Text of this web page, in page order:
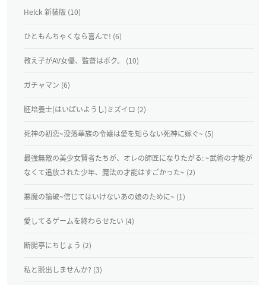
Helck 新装版 (10)
ひともんちゃくなら喜んで! (6)
教え子がAV女優、監督はボク。 (10)
ガチャマン (6)
胚培養士(はいばいようし)ミズイロ (2)
死神の初恋~没落華族の令嬢は愛を知らない死神に嫁ぐ~ (5)
最強無敵の美少女賢者たちが、オレの師匠になりたがる: ~武術の才能が
なくて追放された少年、魔法の才能はすごかった~ (2)
悪魔の論破~信じてはいけないあの娘のために~ (1)
愛してるゲームを終わらせたい (4)
断腸亭にちじょう (2)
私と脱出しませんか? (3)